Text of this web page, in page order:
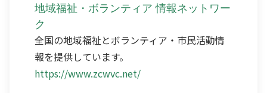
地域福祉・ボランティア 情報ネットワー
ク
全国の地域福祉とボランティア・市民活動情
報を提供しています。
https://www.zcwvc.net/